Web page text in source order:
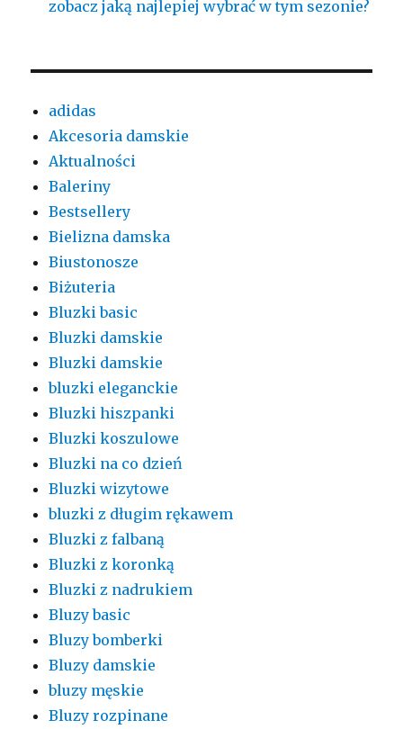
zobacz jaką najlepiej wybrać w tym sezonie?
adidas
Akcesoria damskie
Aktualności
Baleriny
Bestsellery
Bielizna damska
Biustonosze
Biżuteria
Bluzki basic
Bluzki damskie
Bluzki damskie
bluzki eleganckie
Bluzki hiszpanki
Bluzki koszulowe
Bluzki na co dzień
Bluzki wizytowe
bluzki z długim rękawem
Bluzki z falbaną
Bluzki z koronką
Bluzki z nadrukiem
Bluzy basic
Bluzy bomberki
Bluzy damskie
bluzy męskie
Bluzy rozpinane